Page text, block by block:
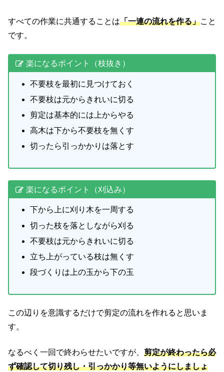
すべての作業に共通することは「一連の流れを作る」こと
です。
楽になるポイント（枝抜き）
不要枝を最初に見つけておく
不要枝は元からきれいに切る
剪定は基本的には上からやる
高木は下から不要枝を無くす
切ったら引っかかりは落とす
楽になるポイント（刈込み）
下から上に刈り木を一周する
切った枝を落としながら刈る
不要枝は元からきれいに切る
立ち上がっている枝は無くす
段づくりは上の玉から下の玉
この辺りを意識するだけで剪定の流れを作れると思いま
す。
なるべく一回で終わらせたいですが、 剪定が終わったら必
ず確認して切り残し・引っかかり等無いようにしましょ